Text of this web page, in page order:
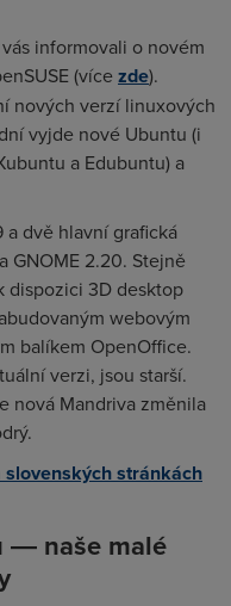
informovali o novém
(více zde).
nových verzí linuxových
vyjde nové Ubuntu (i
a Edubuntu) a
dvě hlavní grafická
GNOME 2.20. Stejně
dispozici 3D desktop
webovým
balíkem OpenOffice.
verzi, jsou starší.
nová Mandriva změnila
stránkách
― naše malé